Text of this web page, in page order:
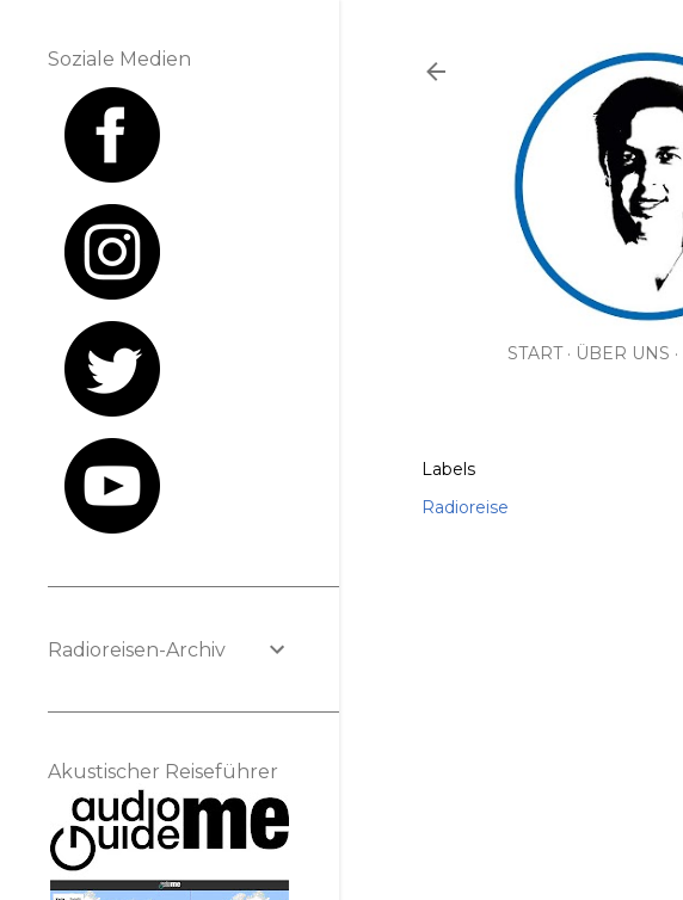
START ÜBER UNS
Labels
Radioreise
Soziale Medien
Radioreisen-Archiv
Akustischer Reiseführer